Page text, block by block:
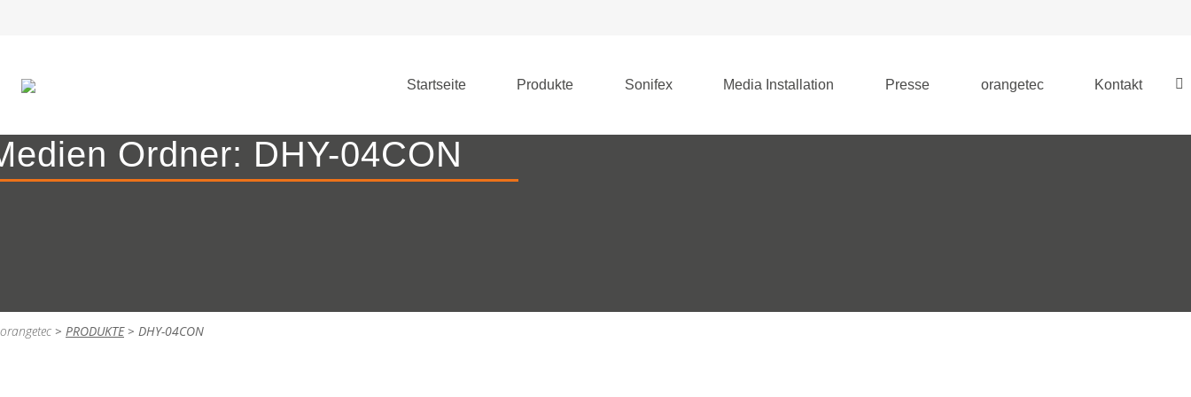
Startseite Produkte Sonifex Media Installation Presse orangetec Kontakt
Ordner: DHY-04CON
orangetec > PRODUKTE> DHY-04CON